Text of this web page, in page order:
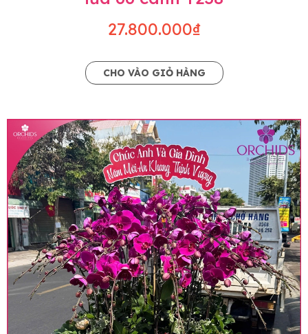
27.800.000₫
CHO VÀO GIỎ HÀNG